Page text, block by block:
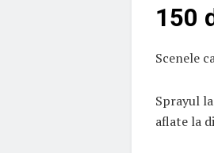
150
Scenele
Sprayul
aflate la